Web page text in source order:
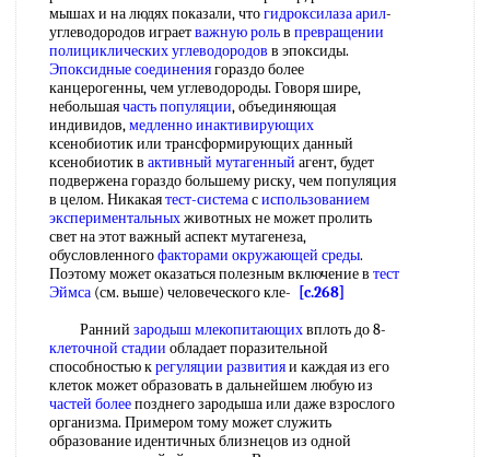
мышах и на людях показали, чтогидроксилаза арил-
углеводородов играетважную рольв превращении
полициклических углеводородов в эпоксиды.
Эпоксидные соединениягораздо более
канцерогенны, чем углеводороды. Говоря шире,
небольшаячасть популяции, объединяющая
индивидов,медленно инактивирующих
ксенобиотик или трансформирующих данный
ксенобиотик в активный мутагенный агент, будет
подвержена гораздо большему риску, чем популяция
в целом. Никакаятест-системасиспользованием
экспериментальныхживотных не может пролить
свет на этот важный аспект мутагенеза,
обусловленногофакторами окружающей среды.
Поэтому может оказаться полезным включение в тест
Эймса (см. выше) человеческого кле-
[c.268]
Ранний зародыш млекопитающихвплоть до 8-
клеточной стадии обладает поразительной
способностью крегуляции развитияи каждая из его
клеток может образовать в дальнейшем любую из
частей болеепозднего зародыша или даже взрослого
организма. Примером тому может служить
образование идентичных близнецов из одной